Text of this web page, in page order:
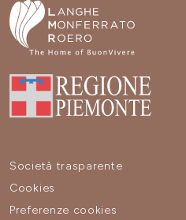
Società trasparente
Cookies
Preferenze cookies